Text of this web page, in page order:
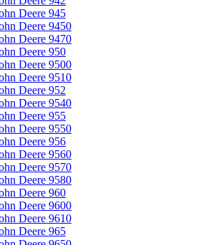
Deere 945
Deere 9450
Deere 9470
Deere 950
Deere 9500
Deere 9510
Deere 952
Deere 9540
Deere 955
Deere 9550
Deere 956
Deere 9560
Deere 9570
Deere 9580
Deere 960
Deere 9600
Deere 9610
Deere 965